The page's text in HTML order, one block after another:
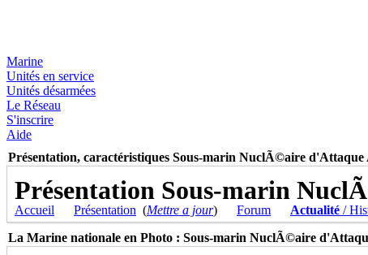
Marine
Unités en service
Unités désarmées
Le Réseau
S'inscrire
Aide
Présentation, caractéristiques Sous-marin NuclÃ©aire
Présentation Sous-marin
Accueil Présentation (Mettre a jour) Forum Actualité /
La Marine nationale en Photo : Sous-marin NuclÃ©aire